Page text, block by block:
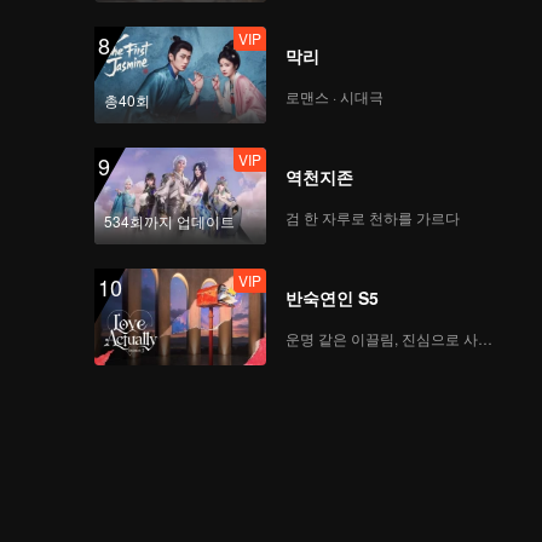
8
총40회
VIP
막리
로맨스 · 시대극
9
534회까지 업데이트
VIP
역천지존
검 한 자루로 천하를 가르다
10 VIP
반숙연인 S5
운명 같은 이끌림, 진심으로 사랑하다